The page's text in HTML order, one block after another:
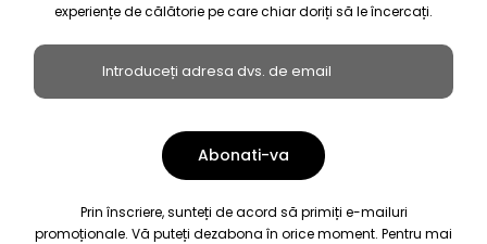
experiențe de călătorie pe care chiar doriți să le încercați.
Prin înscriere, sunteți de acord să primiți e-mailuri
promoționale. Vă puteți dezabona în orice moment. Pentru mai